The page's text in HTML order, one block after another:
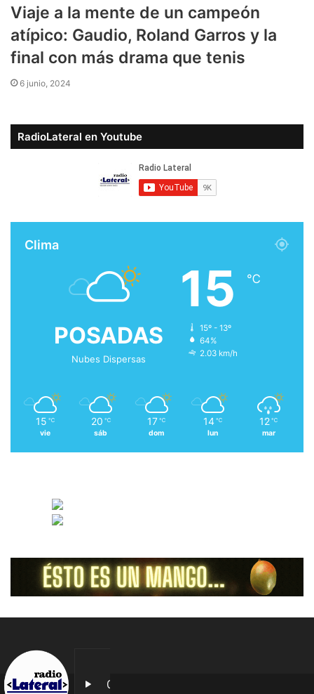
Viaje a la mente de un campeón
atípico: Gaudio, Roland Garros y la
final con más drama que tenis
6 junio, 2024
RadioLateral en Youtube
Clima
POSADAS
Nubes Dispersas
15 ℃
15º - 13º
64%
2.03 km/h
15 ℃
vie
20 ℃
sáb
17 ℃
dom
14 ℃
lun
12 ℃
mar